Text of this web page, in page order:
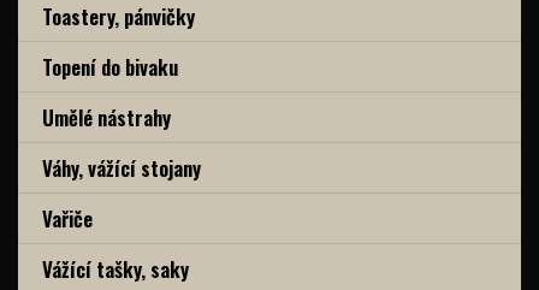
Toastery, pánvičky
Topení do bivaku
Umělé nástrahy
Váhy, vážící stojany
Vařiče
Vážící tašky, saky